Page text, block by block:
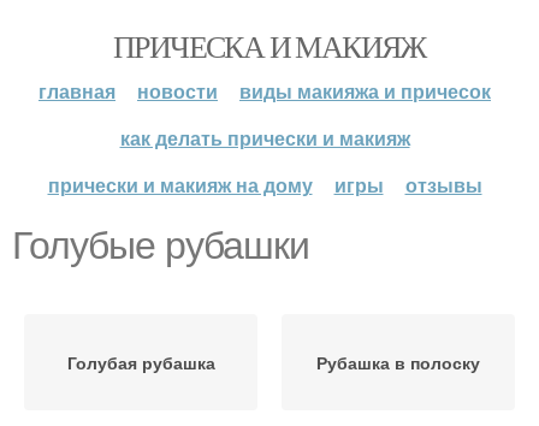
ПРИЧЕСКА И МАКИЯЖ
главная новости
виды макияжа и причесок
как делать прически и макияж
прически и макияж на дому
игры отзывы
Голубые рубашки
Голубая рубашка Рубашка в полоску